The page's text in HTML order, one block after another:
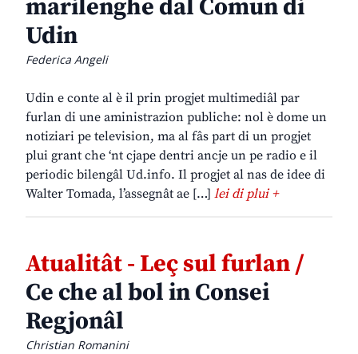
marilenghe dal Comun di
Udin
Federica Angeli
Udin e conte al è il prin progjet multimediâl par
furlan di une aministrazion publiche: nol è dome un
notiziari pe television, ma al fâs part di un progjet
plui grant che ‘nt cjape dentri ancje un pe radio e il
periodic bilengâl Ud.info. Il progjet al nas de idee di
Walter Tomada, l’assegnât ae […] lei di plui +
Atualitât - Leç sul furlan /
Ce che al bol in Consei
Regjonâl
Christian Romanini